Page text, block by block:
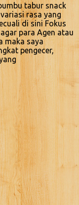
tabur snack
rasa yang
di sini Fokus
para Agen atau
maka saya
pengecer,